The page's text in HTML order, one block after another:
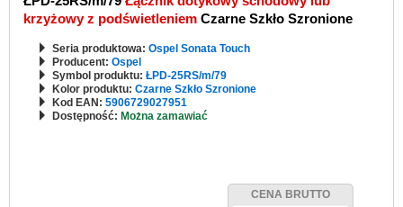
krzyżowy z podświetleniem Czarne Szkło Szronione
Seria produktowa: Ospel Sonata Touch
Producent: Ospel
Symbol produktu: ŁPD-25RS/m/79
Kolor produktu: Czarne Szkło Szronione
Kod EAN: 5906729027951
Dostępność: Można zamawiać
CENA BRUTTO